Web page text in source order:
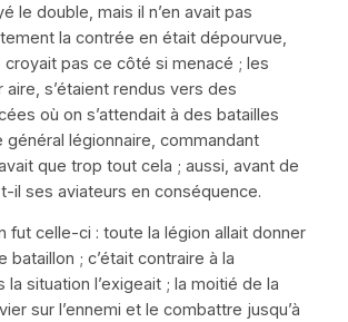
le double, mais il n’en avait pas
la contrée en était dépourvue,
croyait pas ce côté si menacé ; les
aire, s’étaient rendus vers des
où on s’attendait à des batailles
général légionnaire, commandant
que trop tout cela ; aussi, avant de
il ses aviateurs en conséquence.
fut celle-ci : toute la légion allait donner
bataillon ; c’était contraire à la
la situation l’exigeait ; la moitié de la
sur l’ennemi et le combattre jusqu’à